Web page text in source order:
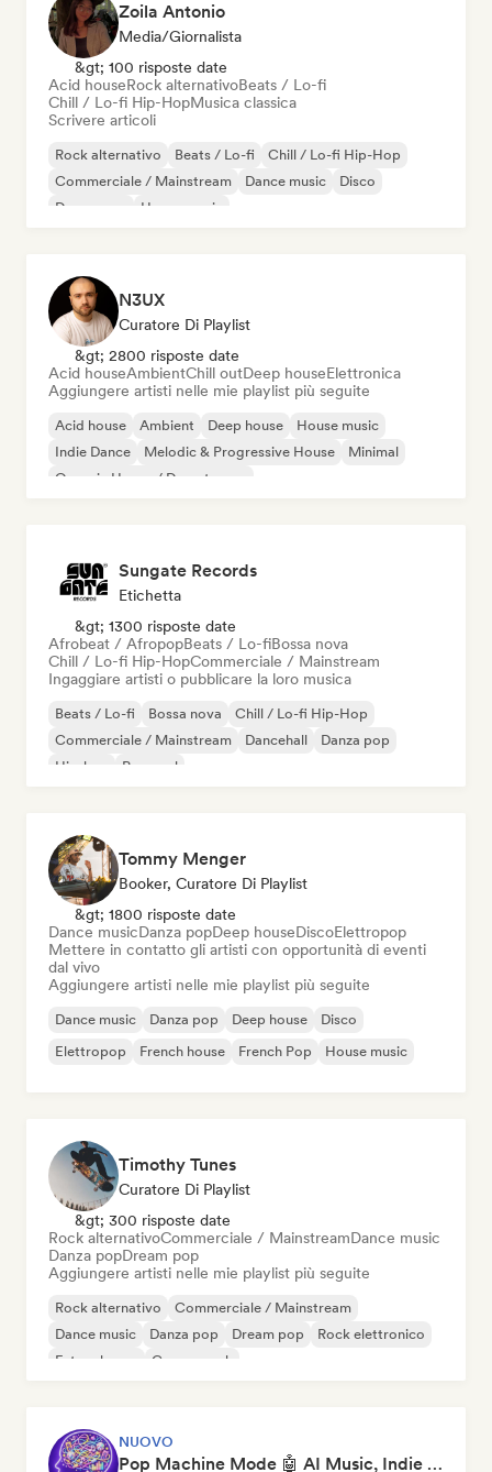
Zoila Antonio
Media/Giornalista
&gt; 100 risposte date
Acid houseRock alternativoBeats / Lo-fi
Chill / Lo-fi Hip-HopMusica classica
Scrivere articoli
Rock alternativo Beats / Lo-fi
Chill / Lo-fi Hip-Hop
Commerciale / Mainstream
Dance music
Disco
Dream pop
House music
N3UX
Curatore Di Playlist
&gt; 2800 risposte date
Acid houseAmbientChill outDeep houseElettronica
Aggiungere artisti nelle mie playlist più seguite
Acid house Ambient Deep house
House music
Indie Dance
Melodic & Progressive House
Minimal
Organic House / Downtempo
Sungate Records
Etichetta
&gt; 1300 risposte date
Afrobeat / AfropopBeats / Lo-fiBossa nova
Chill / Lo-fi Hip-HopCommerciale / Mainstream
Ingaggiare artisti o pubblicare la loro musica
Beats / Lo-fi Bossa nova
Chill / Lo-fi Hip-Hop
Commerciale / Mainstream
Dancehall
Danza pop
Hip-hop
Pop soul
Tommy Menger
Booker, Curatore Di Playlist
&gt; 1800 risposte date
Dance musicDanza popDeep houseDiscoElettropop
Mettere in contatto gli artisti con opportunità di eventi
dal vivo
Aggiungere artisti nelle mie playlist più seguite
Dance music Danza pop Deep house
Disco
Elettropop
French house French Pop House music
Timothy Tunes
Curatore Di Playlist
&gt; 300 risposte date
Rock alternativoCommerciale / MainstreamDance music
Danza popDream pop
Aggiungere artisti nelle mie playlist più seguite
Rock alternativo
Commerciale / Mainstream
Dance music
Danza pop Dream pop
Rock elettronico
Future house
Garage rock
NUOVO
Pop Machine Mode 🤖 AI Music, Indie Pop & Dream Pop